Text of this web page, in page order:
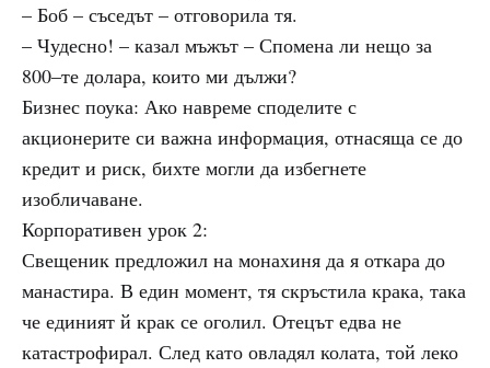
– Боб – съседът – отговорила тя.
– Чудесно! – казал мъжът – Спомена ли нещо за
800–те долара, които ми дължи?
Бизнес поука: Ако навреме споделите с
акционерите си важна информация, отнасяща се до
кредит и риск, бихте могли да избегнете
изобличаване.
Корпоративен урок 2:
Свещеник предложил на монахиня да я откара до
манастира. В един момент, тя скръстила крака, така
че единият й крак се оголил. Отецът едва не
катастрофирал. След като овладял колата, той леко